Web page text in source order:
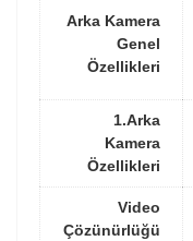
Arka Kamera
Genel
Özellikleri
1.Arka
Kamera
Özellikleri
Video
Çözünürlüğü